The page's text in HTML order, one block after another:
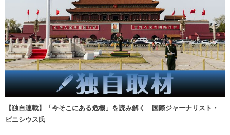
【独自連載】「今そこにある危機」を読み解く 国際ジャーナリスト・
ビニシウス氏